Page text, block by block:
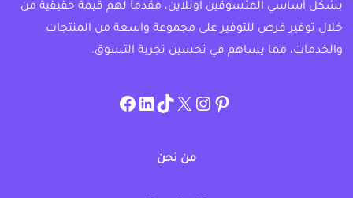
بشكل أساسي المتسوقين اونلاين، مقدماً لهم قيمة حقيقية من
خلال توفير فرص للتوفير على مجموعة واسعة من المنتجات
والخدمات، مما يساهم في تحسين تجربة التسوق.
pinterest
allcouponat
twitter
TikTok
linkedin
facebook
من نحن